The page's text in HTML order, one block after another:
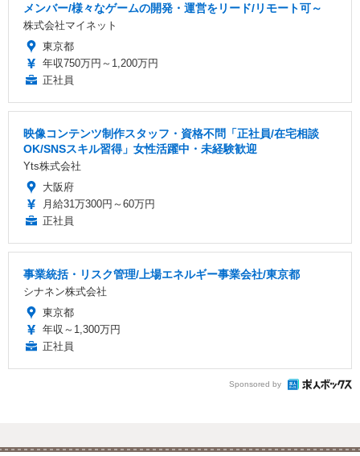
メンバー/様々なゲームの開発・運営をリード/リモート可～
株式会社マイネット
東京都
年収750万円～1,200万円
正社員
映像コンテンツ制作スタッフ・資格不問「正社員/在宅相談
OK/SNSスキル習得」女性活躍中・未経験歓迎
Yts株式会社
大阪府
月給31万300円～60万円
正社員
事業統括・リスク管理/上場エネルギー事業会社/東京都
シナネン株式会社
東京都
年収～1,300万円
正社員
Sponsored by